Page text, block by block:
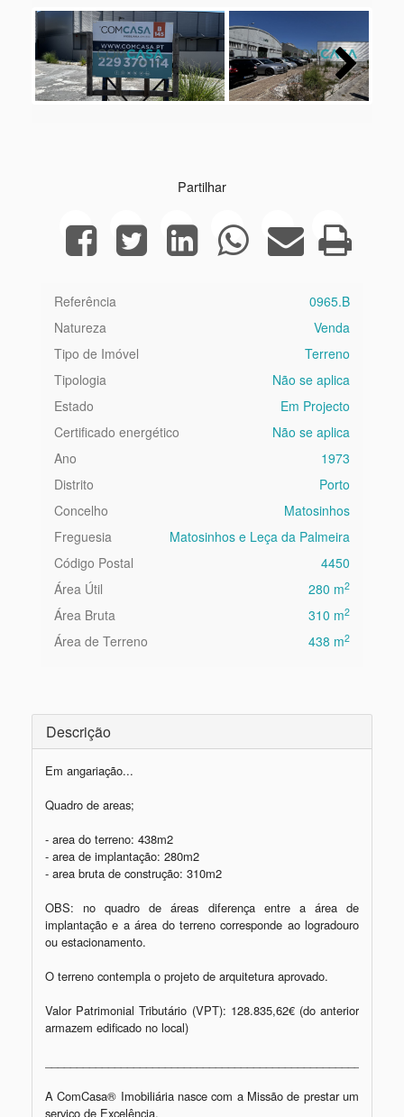
Next
Partilhar
Referência
0965.B
Natureza
Venda
Tipo de Imóvel
Terreno
Tipologia
Não se aplica
Estado
Em Projecto
Certificado energético
Não se aplica
Ano
1973
Distrito
Porto
Concelho
Matosinhos
Freguesia
Matosinhos e Leça da Palmeira
Código Postal
4450
Área Útil
280 m2
Área Bruta 310 m2
Área de Terreno 438 m2
Descrição
Em angariação...
Quadro de areas;
- area do terreno: 438m2
- area de implantação: 280m2
- area bruta de construção: 310m2
OBS: no quadro de áreas diferença entre a área de
implantação e a área do terreno corresponde ao logradouro
ou estacionamento.
O terreno contempla o projeto de arquitetura aprovado.
Valor Patrimonial Tributário (VPT): 128.835,62€ (do anterior
armazem edificado no local)
A ComCasa® Imobiliária nasce com a Missão de prestar um
serviço de Excelência.